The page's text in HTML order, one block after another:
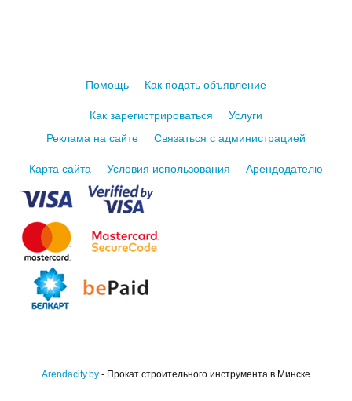
Помощь Как подать объявление
Как зарегистрироваться
Услуги
Реклама на сайте
Связаться с администрацией
Карта сайта Условия использования Арендодателю
Arendacity.by - Прокат строительного инструмента в Минске